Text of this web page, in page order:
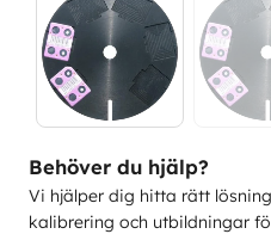
Behöver du hjälp?
Vi hjälper dig hitta rätt
kalibrering och utbildningar